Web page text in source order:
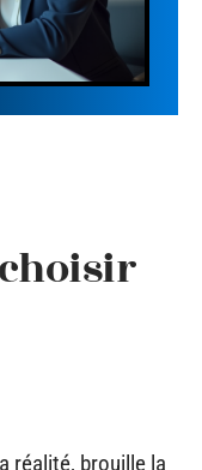
réalité, brouille la